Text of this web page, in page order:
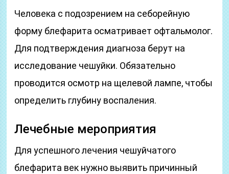
Человека с подозрением на себорейную
форму блефарита осматривает офтальмолог.
Для подтверждения диагноза берут на
исследование чешуйки. Обязательно
проводится осмотр на щелевой лампе, чтобы
определить глубину воспаления.
Лечебные мероприятия
Для успешного лечения чешуйчатого
блефарита век нужно выявить причинный